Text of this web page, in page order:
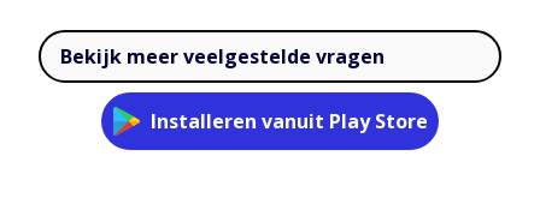
Bekijk meer veelgestelde vragen
Installeren vanuit Play Store